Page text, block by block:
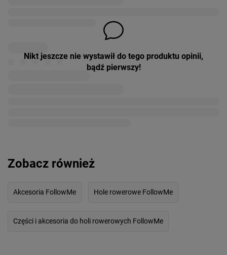
Nikt jeszcze nie wystawił do tego produktu opinii,
bądź pierwszy!
Zobacz również
Akcesoria FollowMe Hole rowerowe FollowMe
Części i akcesoria do holi rowerowych FollowMe